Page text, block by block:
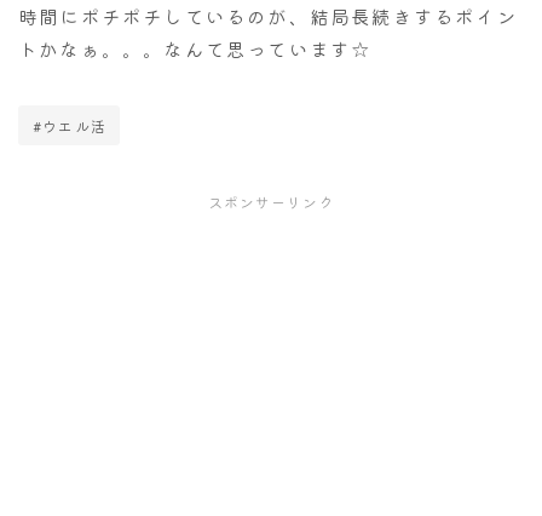
時間にポチポチしているのが、結局長続きするポイン
トかなぁ。。。なんて思っています☆
#ウエル活
スポンサーリンク